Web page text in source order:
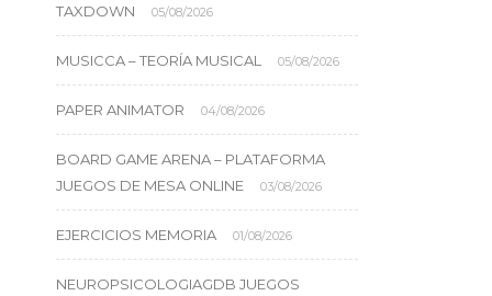
TAXDOWN 05/08/2026
MUSICCA – TEORÍA MUSICAL 05/08/2026
PAPER ANIMATOR 04/08/2026
BOARD GAME ARENA – PLATAFORMA
JUEGOS DE MESA ONLINE
03/08/2026
EJERCICIOS MEMORIA 01/08/2026
NEUROPSICOLOGIAGDB JUEGOS